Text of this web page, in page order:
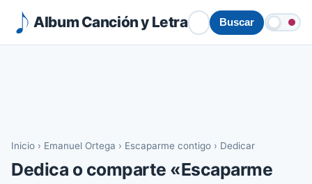
Album Canción y Letra Buscar
Inicio › Emanuel Ortega › Escaparme contigo › Dedicar
Dedica o comparte «Escaparme